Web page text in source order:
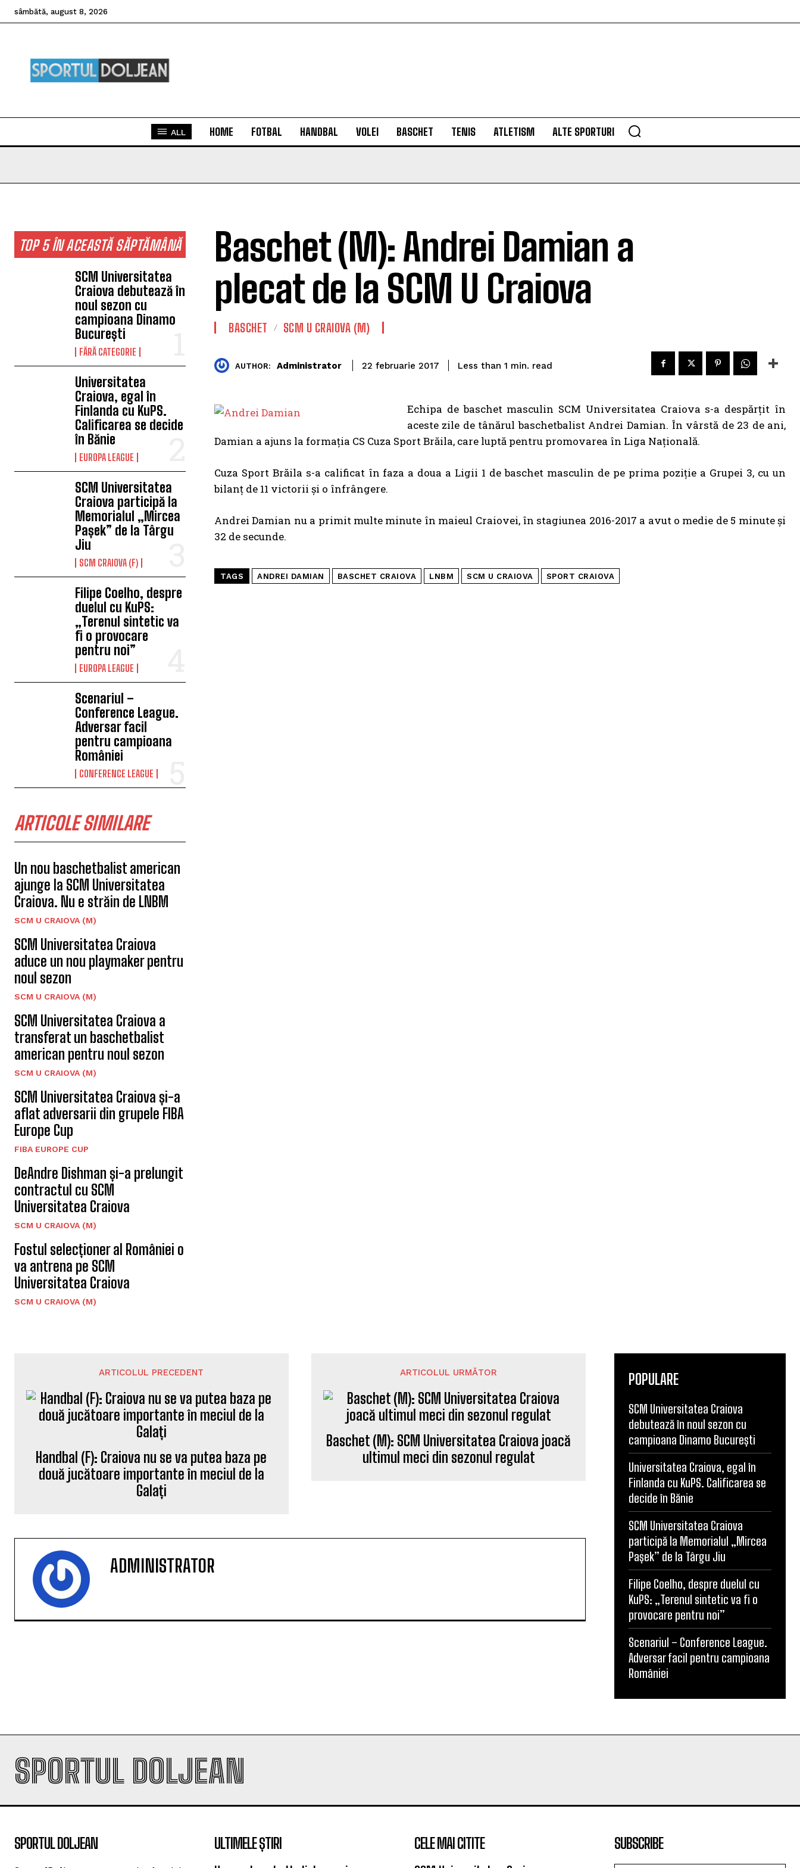
sâmbătă, august 8, 2026
ALL HOME FOTBAL HANDBAL VOLEI BASCHET TENIS ATLETISM ALTE SPORTURI
TOP 5 ÎN ACEASTĂ SĂPTĂMÂNĂ
SCM Universitatea
Craiova debutează în
noul sezon cu
campioana Dinamo
București
FĂRĂ CATEGORIE
Universitatea
Craiova, egal în
Finlanda cu KuPS.
Calificarea se decide
în Bănie
EUROPA LEAGUE
SCM Universitatea
Craiova participă la
Memorialul „Mircea
Pașek” de la Târgu
Jiu
SCM CRAIOVA (F)
Filipe Coelho, despre
duelul cu KuPS:
„Terenul sintetic va
fi o provocare
pentru noi”
EUROPA LEAGUE
Scenariul –
Conference League.
Adversar facil
pentru campioana
României
CONFERENCE LEAGUE
ARTICOLE SIMILARE
Un nou baschetbalist american
ajunge la SCM Universitatea
Craiova. Nu e străin de LNBM
SCM U CRAIOVA (M)
SCM Universitatea Craiova
aduce un nou playmaker pentru
noul sezon
SCM U CRAIOVA (M)
SCM Universitatea Craiova a
transferat un baschetbalist
american pentru noul sezon
SCM U CRAIOVA (M)
SCM Universitatea Craiova și-a
aflat adversarii din grupele FIBA
Europe Cup
FIBA EUROPE CUP
DeAndre Dishman și-a prelungit
contractul cu SCM
Universitatea Craiova
SCM U CRAIOVA (M)
Fostul selecționer al României o
va antrena pe SCM
Universitatea Craiova
SCM U CRAIOVA (M)
Baschet (M): Andrei Damian a
plecat de la SCM U Craiova
BASCHET SCM U CRAIOVA (M)
AUTHOR: Administrator 22 februarie 2017 Less than 1 min. read
Echipa de baschet masculin SCM Universitatea Craiova s-a despărțit în
aceste zile de tânărul baschetbalist Andrei Damian. În vârstă de 23 de ani,
Damian a ajuns la formația CS Cuza Sport Brăila, care luptă pentru promovarea în Liga Națională.
Cuza Sport Brăila s-a calificat în faza a doua a Ligii 1 de baschet masculin de pe prima poziție a Grupei 3, cu un
bilanț de 11 victorii și o înfrângere.
Andrei Damian nu a primit multe minute în maieul Craiovei, în stagiunea 2016-2017 a avut o medie de 5 minute și
32 de secunde.
TAGS ANDREI DAMIAN BASCHET CRAIOVA LNBM SCM U CRAIOVA SPORT CRAIOVA
ARTICOLUL PRECEDENT
Handbal (F): Craiova nu se va putea baza pe
două jucătoare importante în meciul de la
Galați
ARTICOLUL URMĂTOR
Baschet (M): SCM Universitatea Craiova joacă
ultimul meci din sezonul regulat
ADMINISTRATOR
POPULARE
SCM Universitatea Craiova
debutează în noul sezon cu
campioana Dinamo București
Universitatea Craiova, egal în
Finlanda cu KuPS. Calificarea se
decide în Bănie
SCM Universitatea Craiova
participă la Memorialul „Mircea
Pașek” de la Târgu Jiu
Filipe Coelho, despre duelul cu
KuPS: „Terenul sintetic va fi o
provocare pentru noi”
Scenariul – Conference League.
Adversar facil pentru campioana
României
SPORTUL DOLJEAN
SPORTUL DOLJEAN ULTIMELE ȘTIRI CELE MAI CITITE SUBSCRIBE